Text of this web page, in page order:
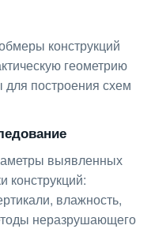
конструкций
геометрию
построения схем
выявленных
конструкций:
влажность,
неразрушающего